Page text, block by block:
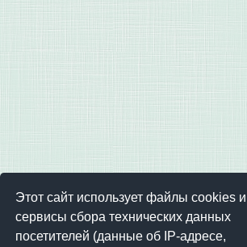
Этот сайт использует файлы cookies и
сервисы сбора технических данных
посетителей (данные об IP-адресе,